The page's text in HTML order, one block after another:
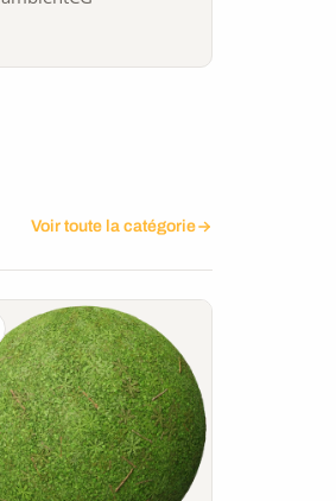
Voir toute la catégorie